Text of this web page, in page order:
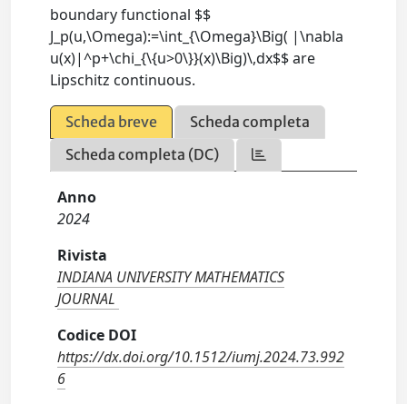
boundary functional $$
J_p(u,\Omega):=\int_{\Omega}\Big( |\nabla
u(x)|^p+\chi_{\{u>0\}}(x)\Big)\,dx$$ are
Lipschitz continuous.
Scheda breve
Scheda completa
Scheda completa (DC)
Anno
2024
Rivista
INDIANA UNIVERSITY MATHEMATICS
JOURNAL
Codice DOI
https://dx.doi.org/10.1512/iumj.2024.73.992
6